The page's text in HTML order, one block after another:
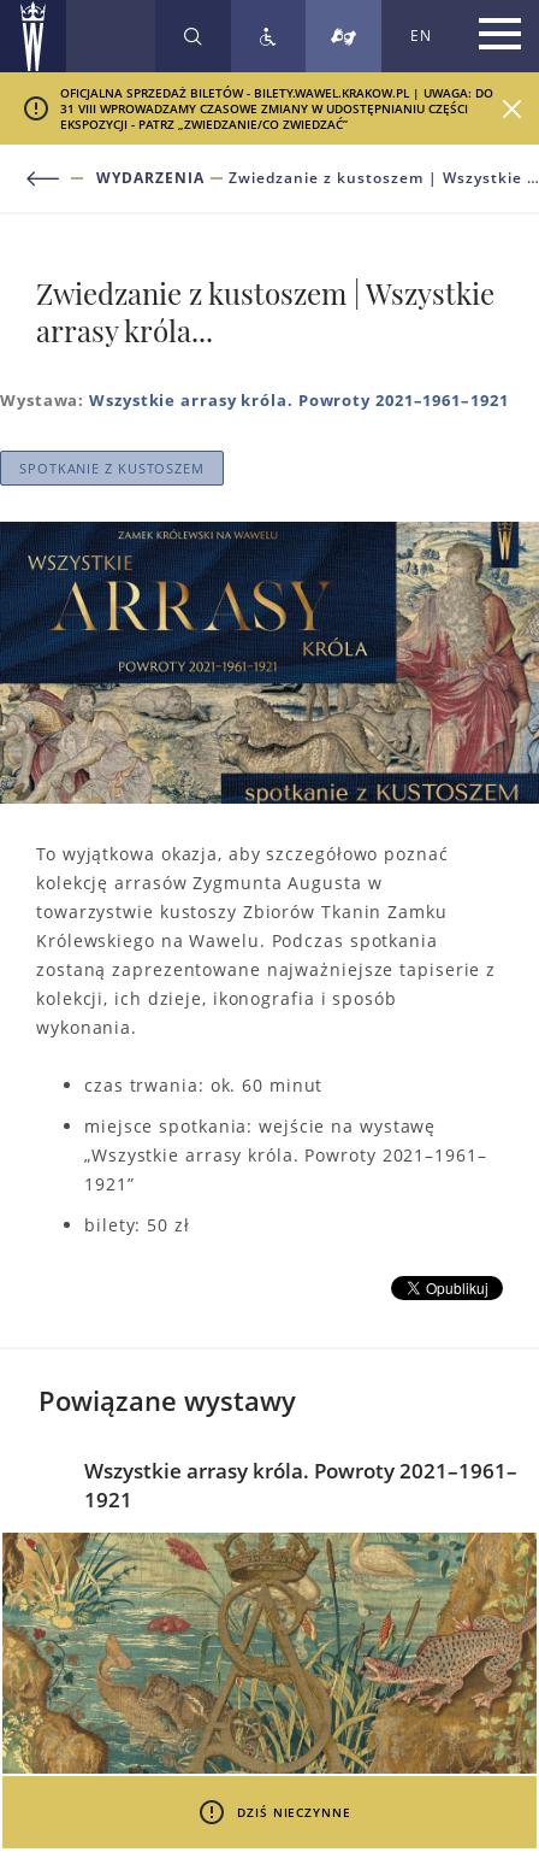
SZUKAJ EN
OFICJALNA SPRZEDAŻ BILETÓW - BILETY.WAWEL.KRAKOW.PL | UWAGA: DO
31 VIII WPROWADZAMY CZASOWE ZMIANY W UDOSTĘPNIANIU CZĘŚCI
EKSPOZYCJI - PATRZ „ZWIEDZANIE/CO ZWIEDZAĆ”
WYDARZENIA Zwiedzanie z kustoszem | Wszystkie arrasy króla...
Zwiedzanie z kustoszem | Wszystkie
arrasy króla...
Wystawa:Wszystkie arrasy króla. Powroty 2021–1961–1921
SPOTKANIE Z KUSTOSZEM
To wyjątkowa okazja, aby szczegółowo poznać
kolekcję arrasów Zygmunta Augusta w
towarzystwie kustoszy Zbiorów Tkanin Zamku
Królewskiego na Wawelu. Podczas spotkania
zostaną zaprezentowane najważniejsze tapiserie z
kolekcji, ich dzieje, ikonografia i sposób
wykonania.
czas trwania: ok. 60 minut
miejsce spotkania: wejście na wystawę
„Wszystkie arrasy króla. Powroty 2021–1961–
1921”
bilety: 50 zł
Powiązane wystawy
Wszystkie arrasy króla. Powroty 2021–1961–
1921
DZIŚ NIECZYNNE